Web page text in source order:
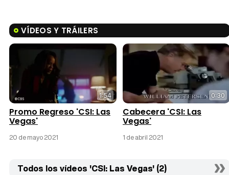
VÍDEOS Y TRÁILERS
1:54
Promo Regreso 'CSI: Las
Vegas'
20 de mayo 2021
0:30
Cabecera 'CSI: Las
Vegas'
1 de abril 2021
Todos los vídeos 'CSI: Las Vegas' (2)